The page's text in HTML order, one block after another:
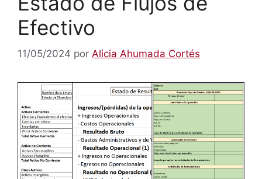
Efectivo
11/05/2024 por Alicia Ahumada Cortés